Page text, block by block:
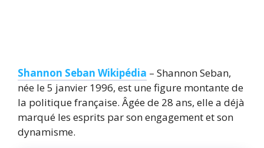
Shannon Seban Wikipédia – Shannon Seban,
née le 5 janvier 1996, est une figure montante de
la politique française. Âgée de 28 ans, elle a déjà
marqué les esprits par son engagement et son
dynamisme.